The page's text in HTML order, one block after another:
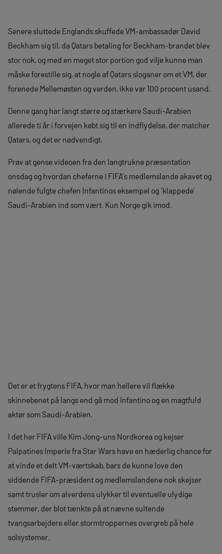
Senere sluttede Englands skuffede VM-ambassadør David
Beckham sig til, da Qatars betaling for Beckham-brandet blev
stor nok, og med en meget stor portion god vilje kunne man
måske forestille sig, at nogle af Qatars sloganer om et VM, der
forenede Mellemøsten og verden, ikke var 100 procent usand.
Denne gang har langt større og stærkere Saudi-Arabien
allerede ti år i forvejen købt sig til en indflydelse, der matcher
Qatars, og det er nødvendigt.
Prøv at gense videoen fra den langtrukne præsentation
onsdag og hvordan cheferne i FIFA’s medlemslande akavet og
nølende fulgte chefen Infantinos eksempel og ‘klappede’
Saudi-Arabien ind som vært. Kun Norge gik imod.
Det er et frygtens FIFA, hvor man hellere vil flække
skinnebenet på langs end gå mod Infantino og en magtfuld
aktør som Saudi-Arabien.
I det her FIFA ville Kim Jong-uns Nordkorea og kejser
Palpatines Imperie fra Star Wars have en hæderlig chance for
at vinde et delt VM-værtskab, bars de kunne love den
siddende FIFA-præsident og medlemslandene nok skejser
samt trusler om alverdens ulykker til eventuelle ulydige
stemmer, der blot tænkte på at nævne sultende
tvangsarbejdere eller stormtroppernes overgreb på hele
solsystemer.